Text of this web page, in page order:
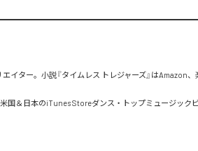
イター。小説『タイムレス トレジャーズ』はAmazon、
米国＆日本のiTunes Storeダンス・トップミュージック